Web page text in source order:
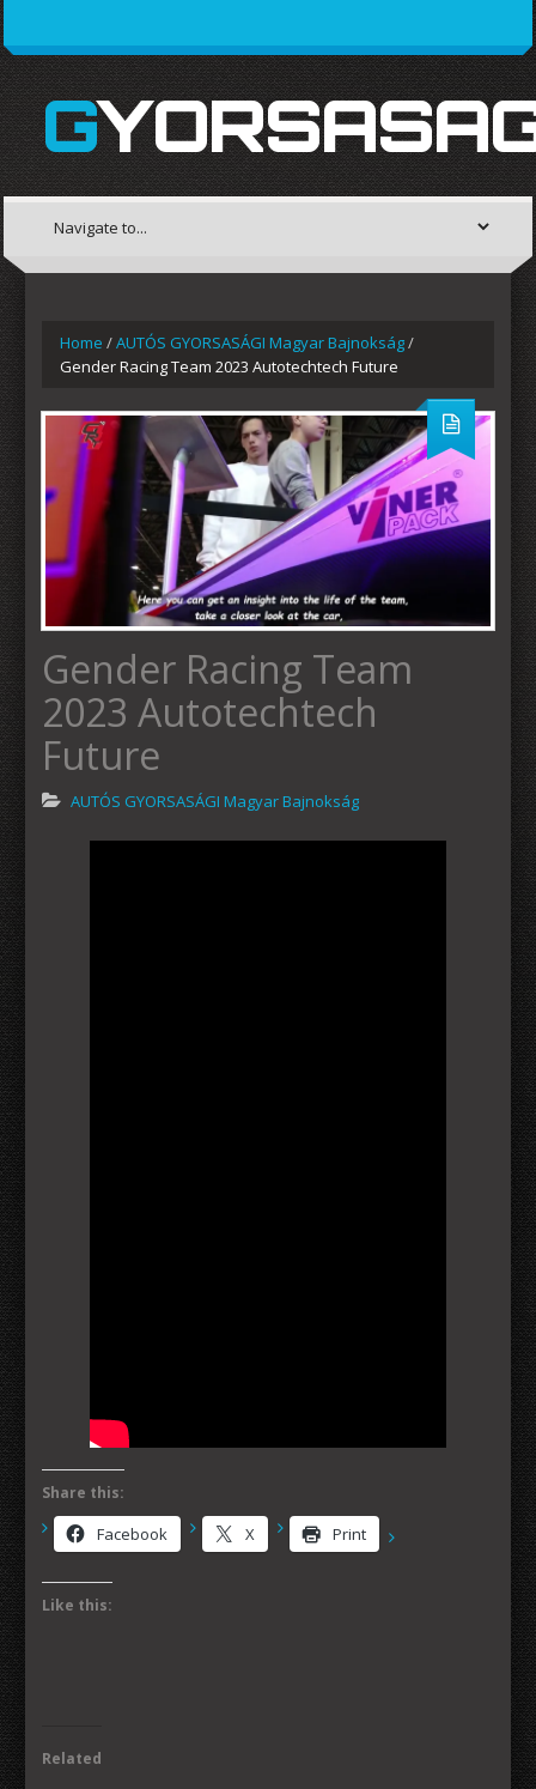
Home /AUTÓS GYORSASÁGI Magyar Bajnokság/
Gender Racing Team 2023 Autotechtech Future
Gender Racing Team
2023 Autotechtech
Future
AUTÓS GYORSASÁGI Magyar Bajnokság
Share this:
Facebook X Print
Like this:
Related